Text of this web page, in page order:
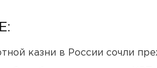
казни в России сочли